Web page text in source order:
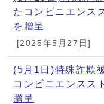
たコンビニエンス
を贈呈
[2025年5月27日]
(5月1日)特殊詐欺
コンビニエンスス
贈呈